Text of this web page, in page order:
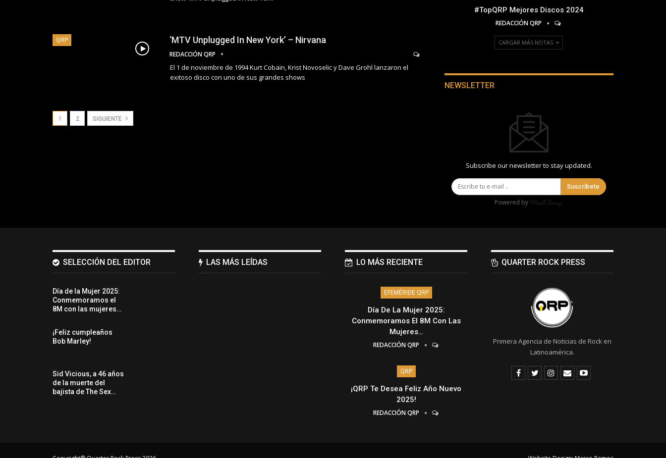
QRP ‘MTV Unplugged In New York’ – Nirvana
REDACCIÓN QRP
El 1 de noviembre de 1994 Kurt Cobain, Krist Novoselic y Dave Grohl lanzaron el
exitoso disco con uno de sus grandes shows
1 2 SIGUIENTE
#TopQRP Mejores Discos 2024
REDACCIÓN QRP
CARGAR MÁS NOTAS
NEWSLETTER
Subscribe our newsletter to stay updated.
Suscríbete
Powered by
SELECCIÓN DEL EDITOR
Día de la Mujer 2025:
Conmemoramos el
8M con las mujeres…
¡Feliz cumpleaños
Bob Marley!
Sid Vicious, a 46 años
de la muerte del
bajista de The Sex…
LAS MÁS LEÍDAS LO MÁS RECIENTE
EFEMÉRIDE QRP
Día De La Mujer 2025:
Conmemoramos El 8M Con Las
Mujeres…
REDACCIÓN QRP
QRP
¡QRP Te Desea Feliz Año Nuevo
2025!
REDACCIÓN QRP
QUARTER ROCK PRESS
Primera Agencia de Noticias de Rock en
Latinoamérica.